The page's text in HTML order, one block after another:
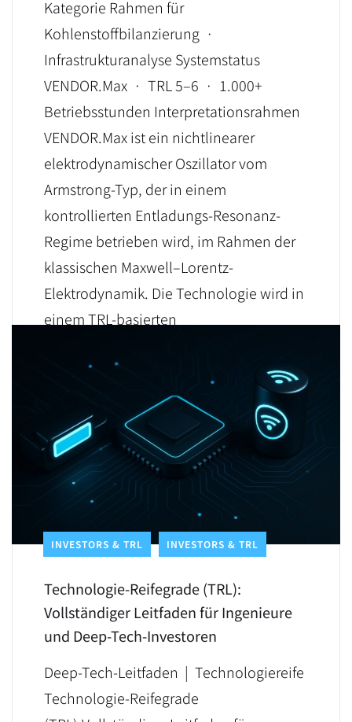
Kategorie Rahmen für
Kohlenstoffbilanzierung ·
Infrastrukturanalyse Systemstatus
VENDOR.Max · TRL 5–6 · 1.000+
Betriebsstunden Interpretationsrahmen
VENDOR.Max ist ein nichtlinearer
elektrodynamischer Oszillator vom
Armstrong-Typ, der in einem
kontrollierten Entladungs-Resonanz-
Regime betrieben wird, im Rahmen der
klassischen Maxwell–Lorentz-
Elektrodynamik. Die Technologie wird in
einem TRL-basierten
INVESTORS & TRL INVESTORS & TRL
Technologie-Reifegrade (TRL):
Vollständiger Leitfaden für Ingenieure
und Deep-Tech-Investoren
Deep-Tech-Leitfaden | Technologiereife
Technologie-Reifegrade